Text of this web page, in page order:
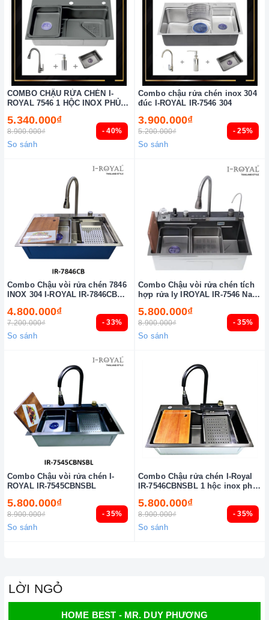
- 40%
COMBO CHẬU RỬA CHÉN I-
ROYAL 7546 1 HỘC INOX PHỦ
5.340.000₫
8.900.000₫
So sánh
- 25%
Combo chậu rửa chén inox 304
đúc I-ROYAL IR-7546 304
3.900.000₫
5.200.000₫
So sánh
- 33%
Combo Chậu vòi rửa chén 7846
INOX 304 I-ROYAL IR-7846CB
4.800.000₫
7.200.000₫
So sánh
- 35%
Combo Chậu vòi rửa chén tích
hợp rửa ly IROYAL IR-7546 Nano
5.800.000₫
8.900.000₫
So sánh
- 35%
Combo Chậu vòi rửa chén I-
ROYAL IR-7545CBNSBL
5.800.000₫
8.900.000₫
So sánh
- 35%
Combo Chậu rửa chén I-Royal
IR-7546CBNSBL 1 hộc inox phủ
5.800.000₫
8.900.000₫
So sánh
LỜI NGỎ
HOME BEST - MR. DUY PHƯƠNG